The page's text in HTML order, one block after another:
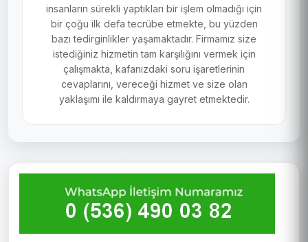
insanların sürekli yaptıkları bir işlem olmadığı için
bir çoğu ilk defa tecrübe etmekte, bu yüzden
bazı tedirginlikler yaşamaktadır. Firmamız size
istediğiniz hizmetin tam karşılığını vermek için
çalışmakta, kafanızdaki soru işaretlerinin
cevaplarını, vereceği hizmet ve size olan
yaklaşımı ile kaldırmaya gayret etmektedir.